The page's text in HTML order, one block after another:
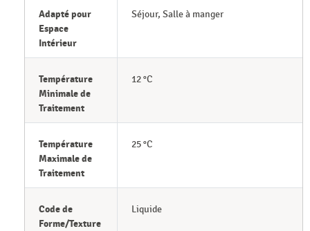
Adapté pour
Espace
Intérieur
Séjour, Salle à manger
Température
Minimale de
Traitement
12 °C
Température
Maximale de
Traitement
25 °C
Code de
Forme/Texture
Liquide